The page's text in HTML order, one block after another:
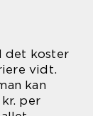
det koster
vidt.
kan
per